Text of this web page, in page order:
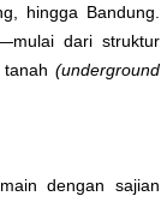
hingga Bandung.
dari struktur
tanah(underground
dengan sajian